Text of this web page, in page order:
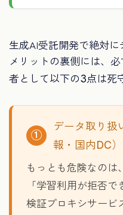
生成AI受託開発で絶対
メリットの裏側には、
者として以下の3点は死
①
データ取り扱
報・国内DC）
もっとも危険なのは
「学習利用が拒否
検証プロキシサービ